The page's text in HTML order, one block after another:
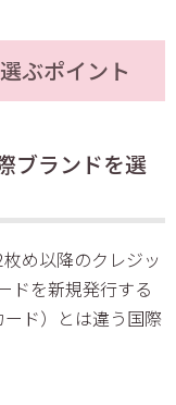
ぶポイント
ブランドを選
め以降のクレジッ
ドを新規発行する
ド）とは違う国際